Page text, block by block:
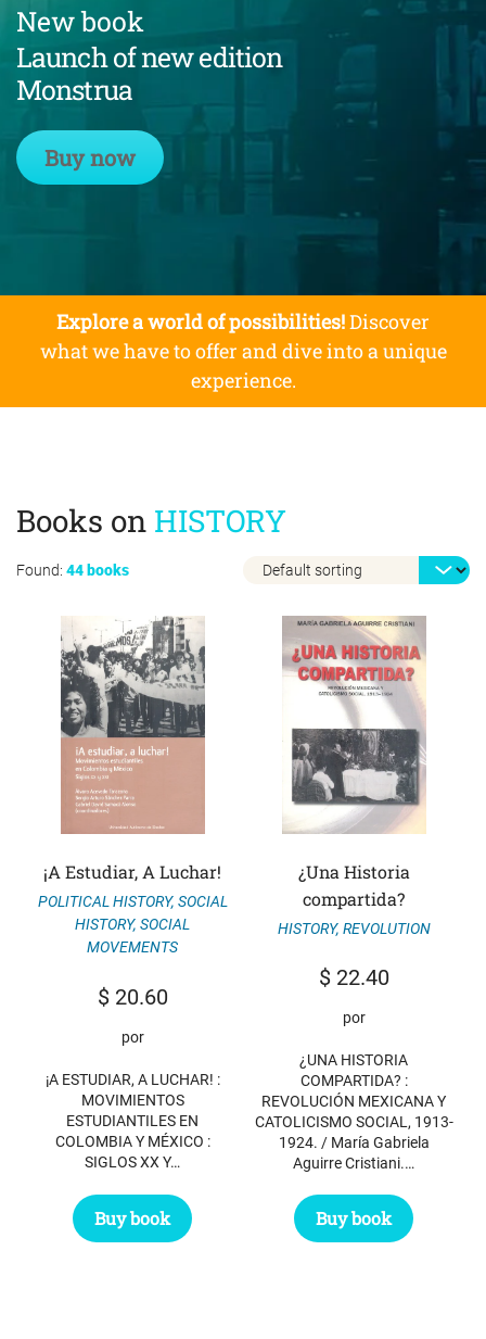
New book
Launch of new edition
Monstrua
Buy now
Explore a world of possibilities!Discover
what we have to offer and dive into a unique
experience.
Found: 44 books
Books on HISTORY
¡A Estudiar, A Luchar!
POLITICAL HISTORY, SOCIAL
HISTORY, SOCIAL
MOVEMENTS
$20.60
por
¡A ESTUDIAR, A LUCHAR! :
MOVIMIENTOS
ESTUDIANTILES EN
COLOMBIA Y MÉXICO :
SIGLOS XX Y…
Buy book
¿Una Historia
compartida?
HISTORY, REVOLUTION
$22.40
por
¿UNA HISTORIA
COMPARTIDA? :
REVOLUCIÓN MEXICANA Y
CATOLICISMO SOCIAL, 1913-
1924. / María Gabriela
Aguirre Cristiani.…
Buy book